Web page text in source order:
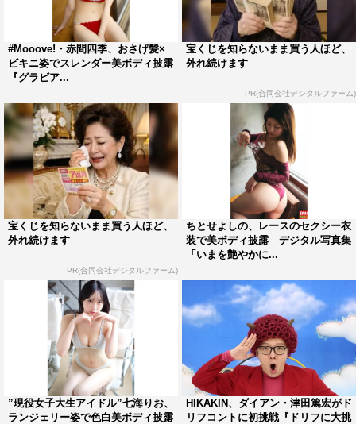
#Mooove!・赤間四季、おさげ髪×
ビキニ姿でスレンダー美ボディ披露
『グラビア...
宝くじを知らないまま買う人ほど、
外れ続けます
PR(合同会社デジタルファーム)
宝くじを知らないまま買う人ほど、
外れ続けます
PR(合同会社デジタルファーム)
ちとせよしの、レースのセクシー衣
装で美ボディ披露 デジタル写真集
「いまを艶やかに...
”現役女子大生アイドル”七海りお、
ランジェリー姿で色白美ボディ披露
HIKAKIN、ダイアン・津田篤宏がド
リフコントに初挑戦『ドリフに大挑